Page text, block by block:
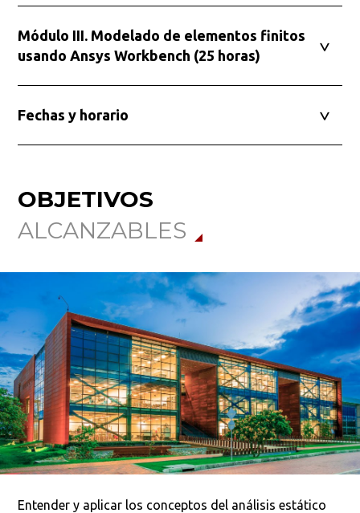
Módulo III. Modelado de elementos finitos
usando Ansys Workbench (25 horas)
Fechas y horario
OBJETIVOS
ALCANZABLES
Entender y aplicar los conceptos del análisis estático
Ordenar por: *
Buscar